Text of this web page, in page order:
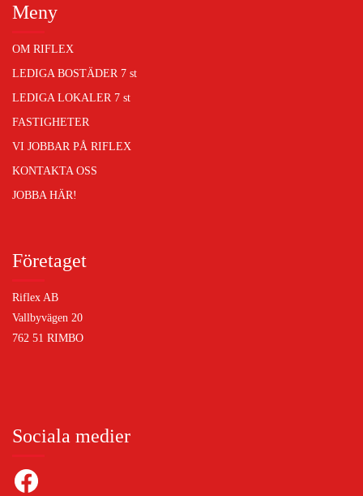
Meny
OM RIFLEX
LEDIGA BOSTÄDER 7 st
LEDIGA LOKALER 7 st
FASTIGHETER
VI JOBBAR PÅ RIFLEX
KONTAKTA OSS
JOBBA HÄR!
Företaget
Riflex AB
Vallbyvägen 20
762 51 RIMBO
Sociala medier